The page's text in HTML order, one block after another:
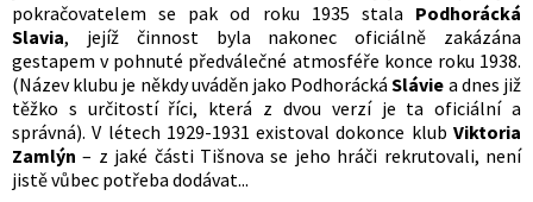
pokračovatelem se pak od roku 1935 stala Podhorácká
Slavia, jejíž činnost byla nakonec oficiálně zakázána
gestapem v pohnuté předválečné atmosféře konce roku 1938.
(Název klubu je někdy uváděn jako PodhoráckáSlávie a dnes již
těžko s určitostí říci, která z dvou verzí je ta oficiální a
správná). V létech 1929-1931 existoval dokonce klub Viktoria
Zamlýn – z jaké části Tišnova se jeho hráči rekrutovali, není
jistě vůbec potřeba dodávat...